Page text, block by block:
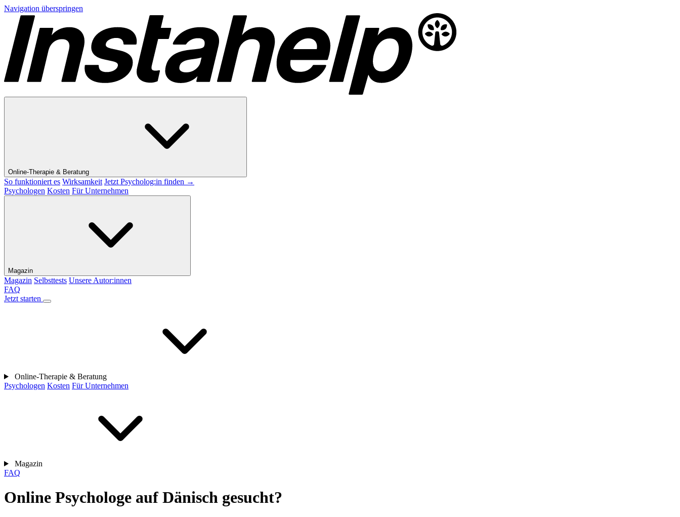
Navigation überspringen
Online-Therapie & Beratung
So funktioniert es Wirksamkeit Jetzt Psycholog:in finden →
Psychologen Kosten Für Unternehmen
Magazin
Magazin Selbsttests Unsere Autor:innen
FAQ
Jetzt starten
Online-Therapie & Beratung
Psychologen Kosten Für Unternehmen
Magazin
FAQ
Online Psychologe auf Dänisch gesucht?